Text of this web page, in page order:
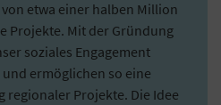
etwa einer halben Million
Projekte. Mit der Gründung
soziales Engagement
ermöglichen so eine
Projekte. Die Idee